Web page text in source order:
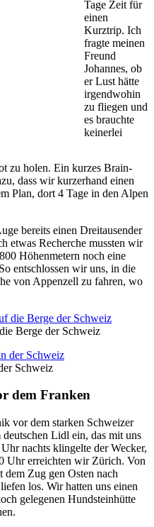
Tage Zeit für
einen
Kurztrip. Ich
fragte meinen
Freund
Johannes, ob
er Lust hätte
irgendwohin
zu fliegen und
es brauchte
keinerlei
zu holen. Ein kurzes Brain-
dass wir kurzerhand einen
Plan, dort 4 Tage in den Alpen
bereits einen Dreitausender
etwas Recherche mussten wir
Höhenmetern noch eine
entschlossen wir uns, in die
von Appenzell zu fahren, wo
Berge der Schweiz
Schweiz
dem Franken
vor dem starken Schweizer
Lidl ein, das mit uns
nachts klingelte der Wecker,
Uhr erreichten wir Zürich. Von
dem Zug gen Osten nach
los. Wir hatten uns einen
gelegenen Hundsteinhütte